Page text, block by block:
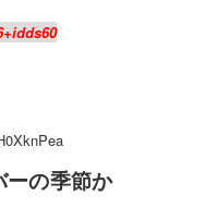
ーの季節か